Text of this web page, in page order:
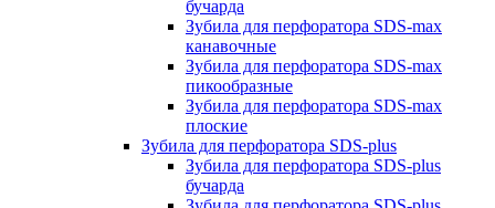
бучарда
Зубила для перфоратора SDS-max
канавочные
Зубила для перфоратора SDS-max
пикообразные
Зубила для перфоратора SDS-max
плоские
Зубила для перфоратора SDS-plus
Зубила для перфоратора SDS-plus
бучарда